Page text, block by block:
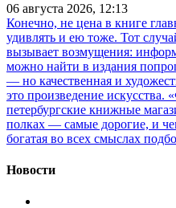
06 августа 2026, 12:13
Конечно, не цена в книге
удивлять и ею тоже. Тот
вызывает возмущения:
можно найти в издания
— но качественная и
это произведение искусства.
петербургские книжные
полках — самые дорогие, и
богатая во всех смыслах
Новости